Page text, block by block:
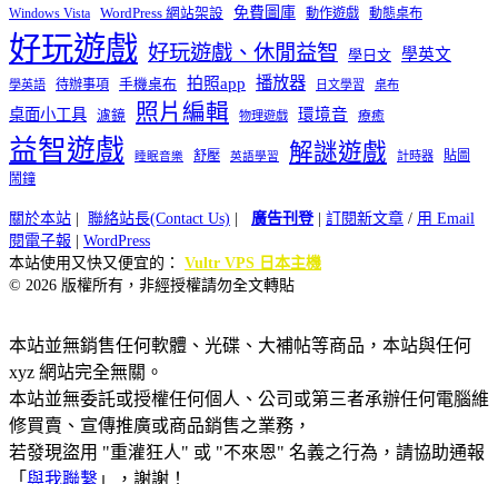
Windows Vista WordPress 網站架設 免費圖庫 動作遊戲 動態桌布
好玩遊戲 好玩遊戲、休閒益智 學日文 學英文
學英語 待辦事項 手機桌布 拍照app 播放器 日文學習 桌布
桌面小工具 濾鏡 照片編輯 物理遊戲 環境音 療癒
益智遊戲 睡眠音樂 舒壓 英語學習 解謎遊戲 計時器
貼圖
鬧鐘
關於本站 聯絡站長(Contact Us) 廣告刊登| 訂閱新文章 / 用 Email
閱電子報
WordPress
本站使用又快又便宜的： Vultr VPS 日本主機
© 2026 版權所有，非經授權請勿全文轉貼
本站並無銷售任何軟體、光碟、大補帖等商品，本站與任何
xyz 網站完全無關。
本站並無委託或授權任何個人、公司或第三者承辦任何電腦維
修買賣、宣傳推廣或商品銷售之業務，
若發現盜用 "重灌狂人" 或 "不來恩" 名義之行為，請協助通報
「 與我聯繫 」，謝謝！